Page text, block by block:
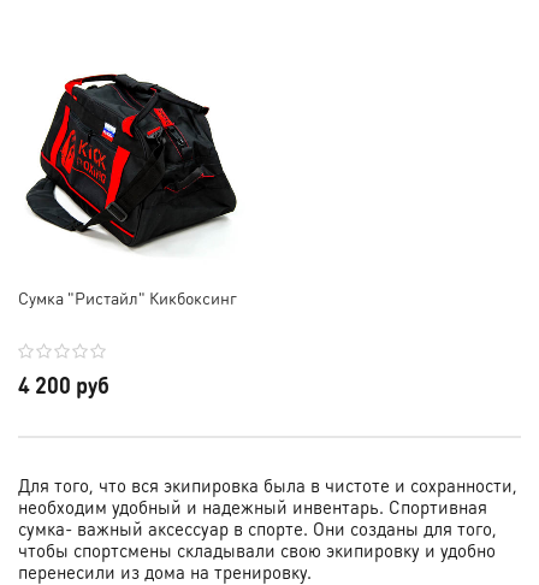
Сумка "Ристайл" Кикбоксинг
4 200 руб
Для того, что вся экипировка была в чистоте и сохранности,
необходим удобный и надежный инвентарь. Спортивная
сумка- важный аксессуар в спорте. Они созданы для того,
чтобы спортсмены складывали свою экипировку и удобно
перенесили из дома на тренировку.